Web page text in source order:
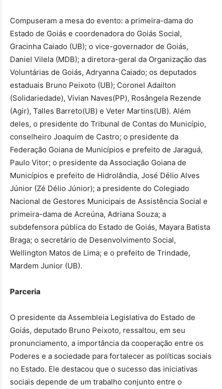
Compuseram a mesa do evento: a primeira-dama do
Estado de Goiás e coordenadora do Goiás Social,
Gracinha Caiado (UB); o vice-governador de Goiás,
Daniel Vilela (MDB); a diretora-geral da Organização das
Voluntárias de Goiás, Adryanna Caiado; os deputados
estaduais Bruno Peixoto (UB); Coronel Adailton
(Solidariedade), Vivian Naves(PP), Rosângela Rezende
(Agir), Talles Barreto(UB) e Veter Martins(UB). Além
deles, o presidente do Tribunal de Contas do Município,
conselheiro Joaquim de Castro; o presidente da
Federação Goiana de Municípios e prefeito de Jaraguá,
Paulo Vitor; o presidente da Associação Goiana de
Municípios e prefeito de Hidrolândia, José Délio Alves
Júnior (Zé Délio Júnior); a presidente do Colegiado
Nacional de Gestores Municipais de Assistência Social e
primeira-dama de Acreúna, Adriana Souza; a
subdefensora pública do Estado de Goiás, Mayara Batista
Braga; o secretário de Desenvolvimento Social,
Wellington Matos de Lima; e o prefeito de Trindade,
Mardem Junior (UB).
Parceria
O presidente da Assembleia Legislativa do Estado de
Goiás, deputado Bruno Peixoto, ressaltou, em seu
pronunciamento, a importância da cooperação entre os
Poderes e a sociedade para fortalecer as políticas sociais
no Estado. Ele destacou que o sucesso das iniciativas
sociais depende de um trabalho conjunto entre o